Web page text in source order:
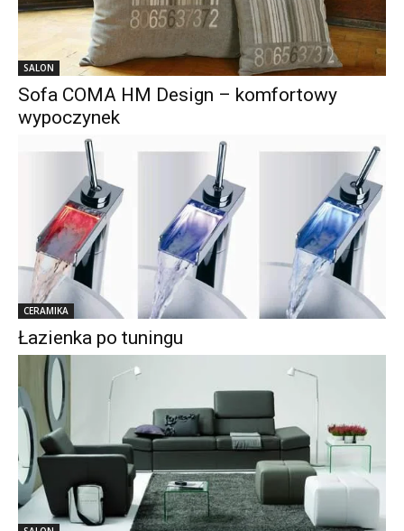
SALON
Sofa COMA HM Design – komfortowy
wypoczynek
CERAMIKA
Łazienka po tuningu